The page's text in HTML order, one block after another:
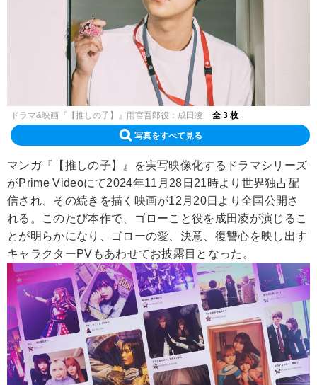
ドラマ&映画『【推しの子】』雨宮吾郎役：成田凌 全 3 枚
写真をすべて見る
マンガ『【推しの子】』を実写映像化するドラマシリーズ
がPrime Videoにて2024年11月28日21時より世界独占配
信され、その続きを描く映画が12月20日より全国公開さ
れる。このたび本作で、ゴローこと役を成田凌が演じるこ
とが明らかになり、ゴローの愛、決意、復讐心を映し出す
キャラクターPVもあわせてお披露目となった。